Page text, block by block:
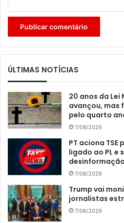
ÚLTIMAS NOTÍCIAS
20 anos da Lei
avançou, mas
pelo quarto
7/08/2026
PT aciona
ligado ao PL e
7/08/2026
Trump vai
jornalistas
7/08/2026